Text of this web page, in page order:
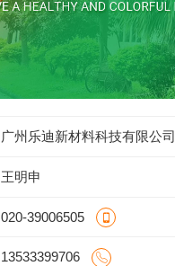
广州乐迪新材料科技有限公司
王明申
020-39006505
13533399706